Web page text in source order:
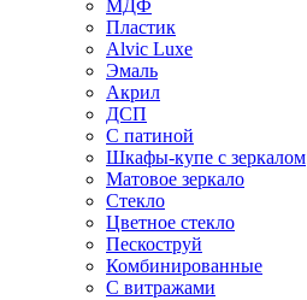
МДФ
Пластик
Alvic Luxe
Эмаль
Акрил
ДСП
С патиной
Шкафы-купе с зеркалом
Матовое зеркало
Стекло
Цветное стекло
Пескоструй
Комбинированные
С витражами